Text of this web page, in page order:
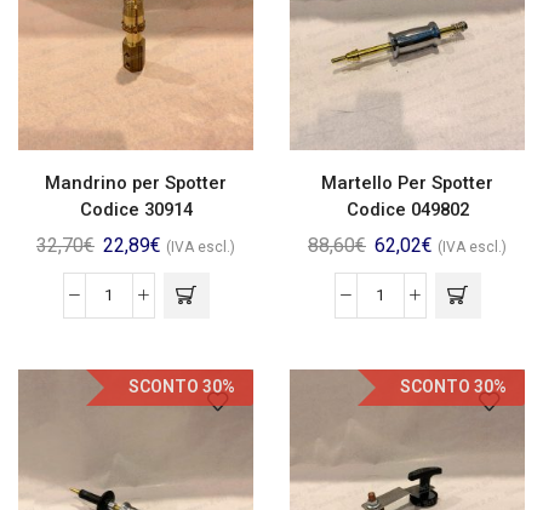
Mandrino per Spotter
Codice 30914
32,70€ 22,89€ (IVA escl.)
Martello Per Spotter
Codice 049802
88,60€ 62,02€ (IVA escl.)
SCONTO 30% SCONTO 30%